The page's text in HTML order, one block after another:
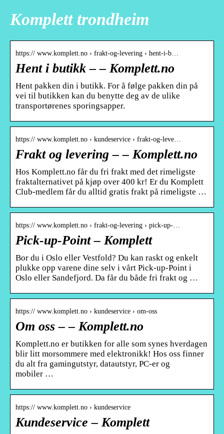
Komplett trondheim
https:// www.komplett.no › frakt-og-levering › hent-i-b…
Hent i butikk – – Komplett.no
Hent pakken din i butikk. For å følge pakken din på
vei til butikken kan du benytte deg av de ulike
transportørenes sporingsapper.
https:// www.komplett.no › kundeservice › frakt-og-leve…
Frakt og levering – – Komplett.no
Hos Komplett.no får du fri frakt med det rimeligste
fraktalternativet på kjøp over 400 kr! Er du Komplett
Club-medlem får du alltid gratis frakt på rimeligste …
https:// www.komplett.no › frakt-og-levering › pick-up-…
Pick-up-Point – Komplett
Bor du i Oslo eller Vestfold? Du kan raskt og enkelt
plukke opp varene dine selv i vårt Pick-up-Point i
Oslo eller Sandefjord. Da får du både fri frakt og …
https:// www.komplett.no › kundeservice › om-oss
Om oss – – Komplett.no
Komplett.no er butikken for alle som synes hverdagen
blir litt morsommere med elektronikk! Hos oss finner
du alt fra gamingutstyr, datautstyr, PC-er og
mobiler …
https:// www.komplett.no › kundeservice
Kundeservice – Komplett